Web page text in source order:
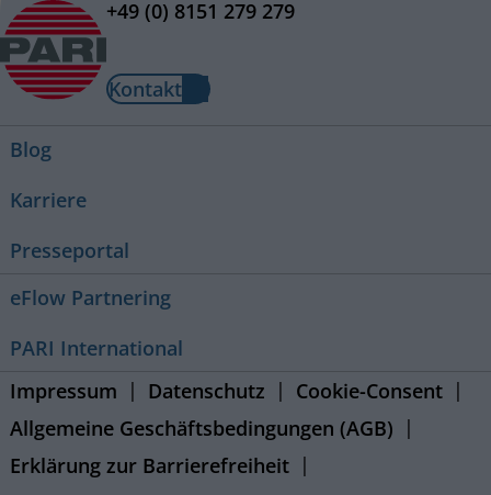
+49 (0) 8151 279 279
Kontakt
Blog
Karriere
Presseportal
eFlow Partnering
PARI International
Impressum
Datenschutz
Cookie-Consent
Allgemeine Geschäftsbedingungen (AGB)
Erklärung zur Barrierefreiheit